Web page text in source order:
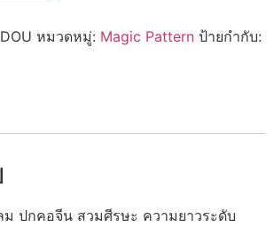
หมวดหมู่: Magic Pattern ป้ายกำกับ:
ม ปกคอจีน สวมศีรษะ ความยาวระดับ